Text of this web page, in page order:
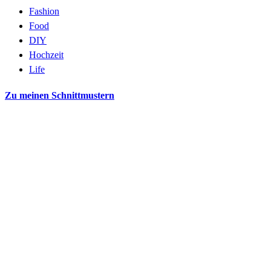
Fashion
Food
DIY
Hochzeit
Life
Zu meinen Schnittmustern